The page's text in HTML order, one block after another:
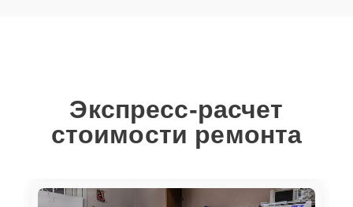
Экспресс-расчет
стоимости ремонта